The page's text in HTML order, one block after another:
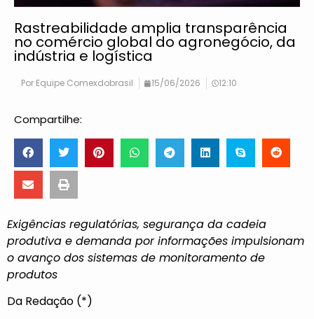
Rastreabilidade amplia transparência
no comércio global do agronegócio, da
indústria e logística
Por Equipe Comexdobrasil 15/06/2026 12:10
Compartilhe:
Exigências regulatórias, segurança da cadeia
produtiva e demanda por informações impulsionam
o avanço dos sistemas de monitoramento de
produtos
Da Redação (*)